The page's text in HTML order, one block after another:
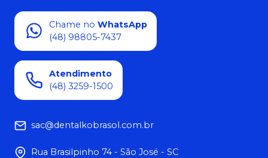
Chame no WhatsApp
(48) 98805-7437
Atendimento
(48) 3259-1500
sac@dentalkobrasol.com.br
Rua Brasilpinho 74 - São José - SC